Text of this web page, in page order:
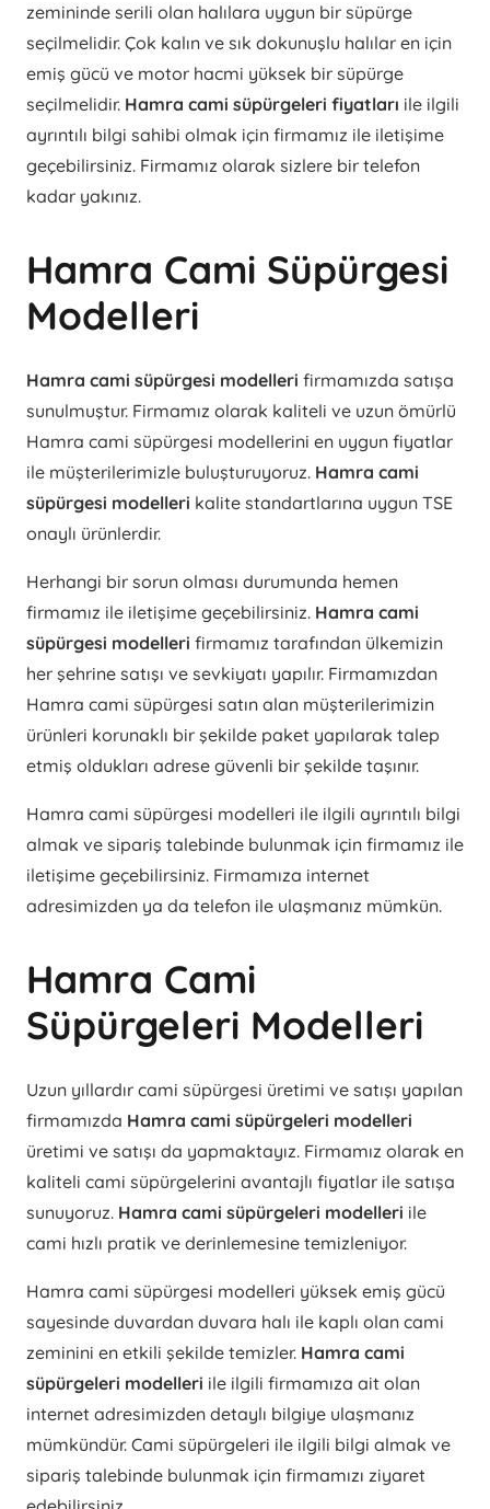
zemininde serili olan halılara uygun bir süpürge
seçilmelidir. Çok kalın ve sık dokunuşlu halılar en için
emiş gücü ve motor hacmi yüksek bir süpürge
seçilmelidir. Hamra cami süpürgeleri fiyatları ile ilgili
ayrıntılı bilgi sahibi olmak için firmamız ile iletişime
geçebilirsiniz. Firmamız olarak sizlere bir telefon
kadar yakınız.
Hamra Cami Süpürgesi
Modelleri
Hamra cami süpürgesi modelleri firmamızda satışa
sunulmuştur. Firmamız olarak kaliteli ve uzun ömürlü
Hamra cami süpürgesi modellerini en uygun fiyatlar
ile müşterilerimizle buluşturuyoruz. Hamra cami
süpürgesi modelleri kalite standartlarına uygun TSE
onaylı ürünlerdir.
Herhangi bir sorun olması durumunda hemen
firmamız ile iletişime geçebilirsiniz. Hamra cami
süpürgesi modelleri firmamız tarafından ülkemizin
her şehrine satışı ve sevkiyatı yapılır. Firmamızdan
Hamra cami süpürgesi satın alan müşterilerimizin
ürünleri korunaklı bir şekilde paket yapılarak talep
etmiş oldukları adrese güvenli bir şekilde taşınır.
Hamra cami süpürgesi modelleri ile ilgili ayrıntılı bilgi
almak ve sipariş talebinde bulunmak için firmamız ile
iletişime geçebilirsiniz. Firmamıza internet
adresimizden ya da telefon ile ulaşmanız mümkün.
Hamra Cami
Süpürgeleri Modelleri
Uzun yıllardır cami süpürgesi üretimi ve satışı yapılan
firmamızda Hamra cami süpürgeleri modelleri
üretimi ve satışı da yapmaktayız. Firmamız olarak en
kaliteli cami süpürgelerini avantajlı fiyatlar ile satışa
sunuyoruz. Hamra cami süpürgeleri modelleri ile
cami hızlı pratik ve derinlemesine temizleniyor.
Hamra cami süpürgesi modelleri yüksek emiş gücü
sayesinde duvardan duvara halı ile kaplı olan cami
zeminini en etkili şekilde temizler. Hamra cami
süpürgeleri modelleri ile ilgili firmamıza ait olan
internet adresimizden detaylı bilgiye ulaşmanız
mümkündür. Cami süpürgeleri ile ilgili bilgi almak ve
sipariş talebinde bulunmak için firmamızı ziyaret